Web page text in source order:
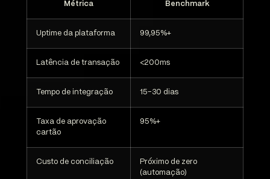
Métrica Benchmark
Uptime da plataforma 99,95%+
Latência de transação <200ms
Tempo de integração 15-30 dias
Taxa de aprovação
cartão
95%+
Custo de conciliação
Próximo de zero
(automação)